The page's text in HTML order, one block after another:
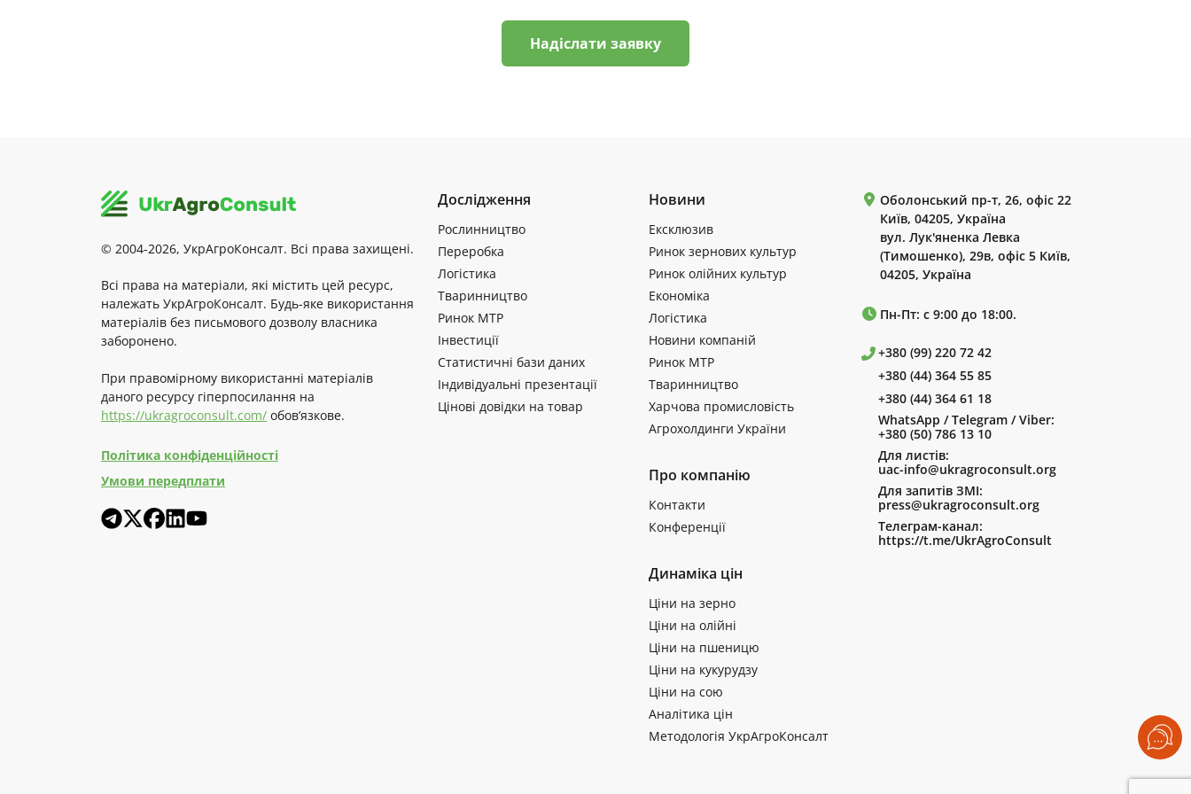
Надіслати заявку
© 2004-2026, УкрАгроКонсалт. Всі права захищені.
Всі права на матеріали, які містить цей ресурс,
належать УкрАгроКонсалт. Будь-яке використання
матеріалів без письмового дозволу власника
заборонено.
При правомірному використанні матеріалів
даного ресурсу гіперпосилання на
https://ukragroconsult.com/ обов’язкове.
Політика конфіденційності
Умови передплати
Дослідження
Рослинництво
Переробка
Логістика
Тваринництво
Ринок МТР
Інвестиції
Статистичні бази даних
Індивідуальні презентації
Цінові довідки на товар
Новини
Ексклюзив
Ринок зернових культур
Ринок олійних культур
Економіка
Логістика
Новини компаній
Ринок МТР
Тваринництво
Харчова промисловість
Агрохолдинги України
Про компанію
Контакти
Конференції
Динаміка цін
Ціни на зерно
Ціни на олійні
Ціни на пшеницю
Ціни на кукурудзу
Ціни на сою
Аналітика цін
Методологія УкрАгроКонсалт
Оболонський пр-т, 26, офіс 22
Київ, 04205, Україна
вул. Лук'яненка Левка
(Тимошенко), 29в, офіс 5 Київ,
04205, Україна
Пн-Пт: с 9:00 до 18:00.
+380 (99) 220 72 42
+380 (44) 364 55 85
+380 (44) 364 61 18
WhatsApp / Telegram / Viber:
+380 (50) 786 13 10
Для листів:
uac-info@ukragroconsult.org
Для запитів ЗМІ:
press@ukragroconsult.org
Телеграм-канал:
https://t.me/UkrAgroConsult